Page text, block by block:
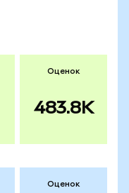
Оценок
483.8K
Оценок